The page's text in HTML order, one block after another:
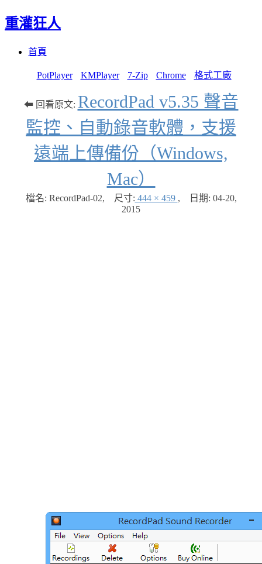
重灌狂人
首頁
PotPlayer KMPlayer 7-Zip Chrome 格式工廠
⬅ 回看原文: RecordPad v5.35 聲音
監控、自動錄音軟體，支援
遠端上傳備份（Windows,
Mac）
檔名: RecordPad-02, 尺寸: 444 × 459 , 日期: 04-20,
2015